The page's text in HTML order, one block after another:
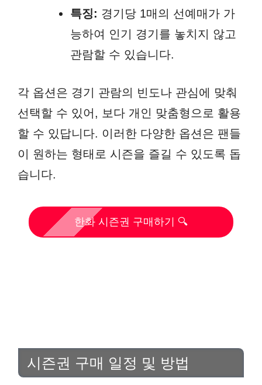
특징: 경기당 1매의 선예매가 가
능하여 인기 경기를 놓치지 않고
관람할 수 있습니다.
각 옵션은 경기 관람의 빈도나 관심에 맞춰
선택할 수 있어, 보다 개인 맞춤형으로 활용
할 수 있답니다. 이러한 다양한 옵션은 팬들
이 원하는 형태로 시즌을 즐길 수 있도록 돕
습니다.
한화 시즌권 구매하기 🔍
시즌권 구매 일정 및 방법